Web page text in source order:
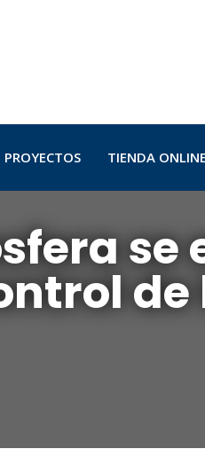
PROYECTOS TIENDA ONLINE
de